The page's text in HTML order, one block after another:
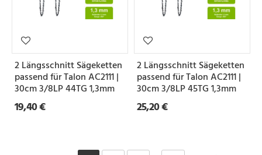
2 Längsschnitt Sägeketten
passend für Talon AC2111 |
30cm 3/8LP 44TG 1,3mm
19,40 €
2 Längsschnitt Sägeketten
passend für Talon AC2111 |
30cm 3/8LP 45TG 1,3mm
25,20 €